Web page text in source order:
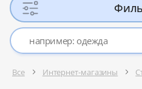
Все Интернет-магазины